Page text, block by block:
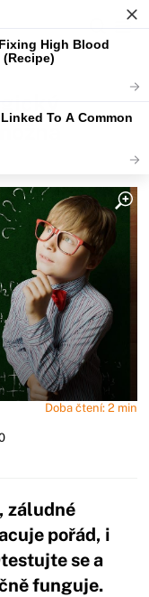
Doba čtení: 2 min
záludné
pořád, i
se a
funguje.